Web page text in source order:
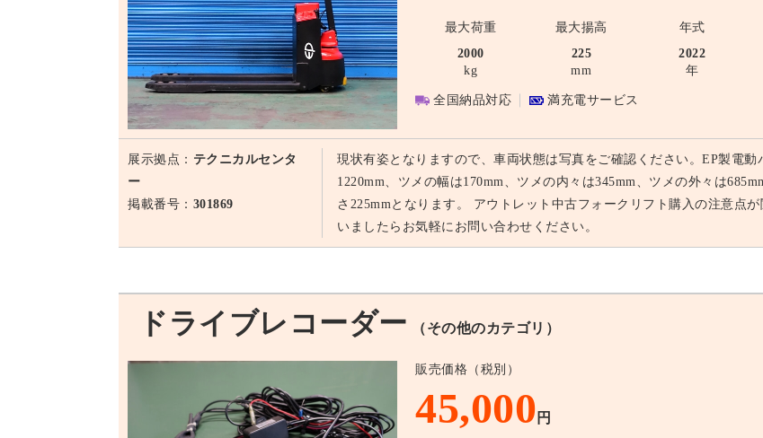
最大荷重 最大揚高 年式
2000
kg
225
mm
2022
年
全国納品対応 満充電サービス
展示拠点： テクニカルセンタ
ー
掲載番号： 301869
現状有姿となりますので、車両状態は写真をご確認ください。EP製電
1220mm、ツメの幅は170mm、ツメの内々は345mm、ツメの外々は
さ225mmとなります。 アウトレット中古フォークリフト購入の注意点
いましたらお気軽にお問い合わせください。
ドライブレコーダー （その他のカテゴリ）
販売価格（税別）
45,000 円